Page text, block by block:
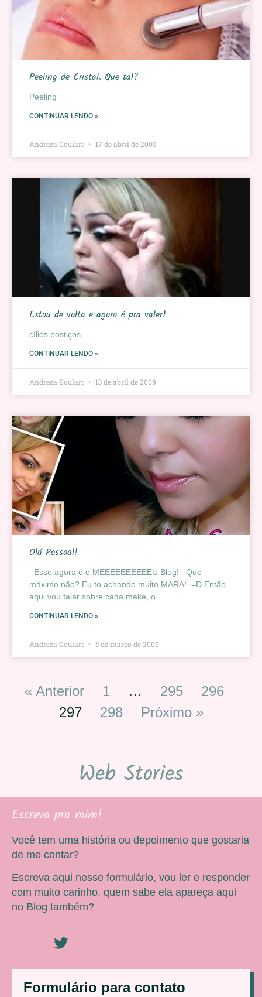
Peeling de Cristal. Que tal?
Peeling
CONTINUAR LENDO »
Andreza Goulart 17 de abril de 2009
Estou de volta e agora é pra valer!
cílios postiços
CONTINUAR LENDO »
Andreza Goulart 13 de abril de 2009
Olá Pessoal!
Esse agora é o MEEEEEEEEEEU Blog! Que
máximo não? Eu to achando muito MARA! =D Então,
aqui vou falar sobre cada make, o
CONTINUAR LENDO »
Andreza Goulart 5 de março de 2009
« Anterior 1 … 295
296
297
298 Próximo »
Web Stories
Formulário para contato
Escreva pra mim!
Você tem uma história ou depoimento que gostaria
de me contar?
Escreva aqui nesse formulário, vou ler e responder
com muito carinho, quem sabe ela apareça aqui
no Blog também?